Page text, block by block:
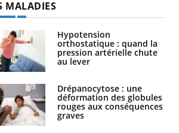
MALADIES
Hypotension
orthostatique : quand la
pression artérielle chute
au lever
Drépanocytose : une
déformation des globules
rouges aux conséquences
graves